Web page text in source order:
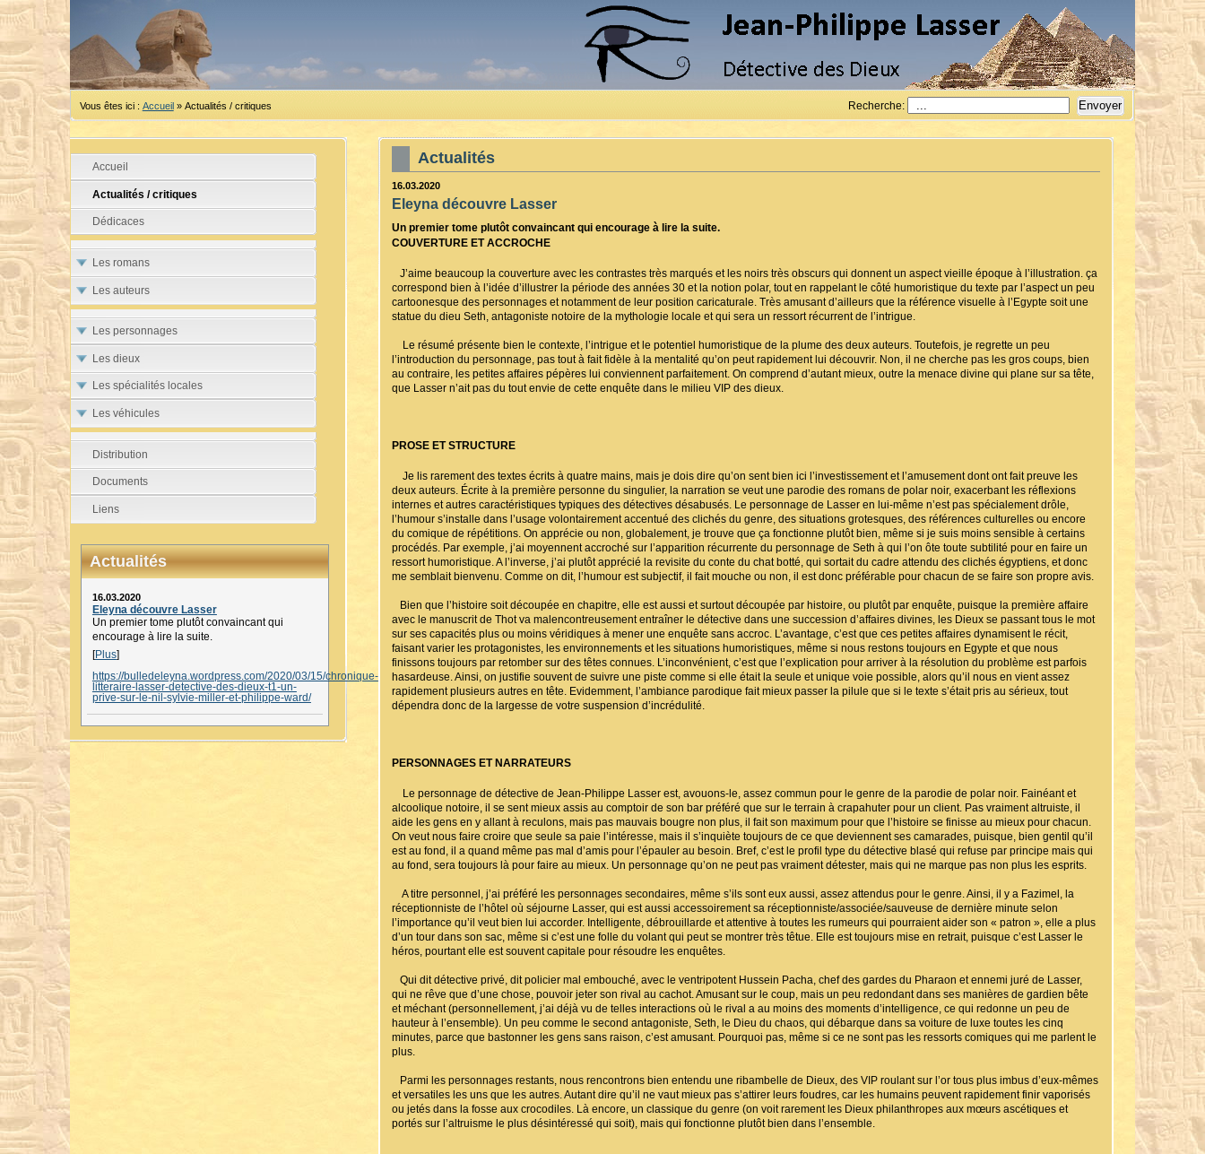
Recherche:
Vous êtes ici : Accueil » Actualités / critiques
Accueil
Actualités / critiques
Dédicaces
Les romans
Les auteurs
Les personnages
Les dieux
Les spécialités locales
Les véhicules
Distribution
Documents
Liens
Actualités
16.03.2020
Eleyna découvre Lasser
Un premier tome plutôt convaincant qui
encourage à lire la suite.
[Plus]
https://bulledeleyna.wordpress.com/2020/03/15/chronique-
litteraire-lasser-detective-des-dieux-t1-un-
prive-sur-le-nil-sylvie-miller-et-philippe-ward/
Actualités
16.03.2020
Eleyna découvre Lasser
Un premier tome plutôt convaincant qui encourage à lire la suite.
COUVERTURE ET ACCROCHE
J’aime beaucoup la couverture avec les contrastes très marqués et les noirs très obscurs qui donnent un aspect vieille époque à l’illustration. ça
correspond bien à l’idée d’illustrer la période des années 30 et la notion polar, tout en rappelant le côté humoristique du texte par l’aspect un peu
cartoonesque des personnages et notamment de leur position caricaturale. Très amusant d’ailleurs que la référence visuelle à l’Egypte soit une
statue du dieu Seth, antagoniste notoire de la mythologie locale et qui sera un ressort récurrent de l’intrigue.
Le résumé présente bien le contexte, l’intrigue et le potentiel humoristique de la plume des deux auteurs. Toutefois, je regrette un peu
l’introduction du personnage, pas tout à fait fidèle à la mentalité qu’on peut rapidement lui découvrir. Non, il ne cherche pas les gros coups, bien
au contraire, les petites affaires pépères lui conviennent parfaitement. On comprend d’autant mieux, outre la menace divine qui plane sur sa tête,
que Lasser n’ait pas du tout envie de cette enquête dans le milieu VIP des dieux.
PROSE ET STRUCTURE
Je lis rarement des textes écrits à quatre mains, mais je dois dire qu’on sent bien ici l’investissement et l’amusement dont ont fait preuve les
deux auteurs. Écrite à la première personne du singulier, la narration se veut une parodie des romans de polar noir, exacerbant les réflexions
internes et autres caractéristiques typiques des détectives désabusés. Le personnage de Lasser en lui-même n’est pas spécialement drôle,
l’humour s’installe dans l’usage volontairement accentué des clichés du genre, des situations grotesques, des références culturelles ou encore
du comique de répétitions. On apprécie ou non, globalement, je trouve que ça fonctionne plutôt bien, même si je suis moins sensible à certains
procédés. Par exemple, j’ai moyennent accroché sur l’apparition récurrente du personnage de Seth à qui l’on ôte toute subtilité pour en faire un
ressort humoristique. A l’inverse, j’ai plutôt apprécié la revisite du conte du chat botté, qui sortait du cadre attendu des clichés égyptiens, et donc
me semblait bienvenu. Comme on dit, l’humour est subjectif, il fait mouche ou non, il est donc préférable pour chacun de se faire son propre avis.
Bien que l’histoire soit découpée en chapitre, elle est aussi et surtout découpée par histoire, ou plutôt par enquête, puisque la première affaire
avec le manuscrit de Thot va malencontreusement entraîner le détective dans une succession d’affaires divines, les Dieux se passant tous le mot
sur ses capacités plus ou moins véridiques à mener une enquête sans accroc. L’avantage, c’est que ces petites affaires dynamisent le récit,
faisant varier les protagonistes, les environnements et les situations humoristiques, même si nous restons toujours en Egypte et que nous
finissons toujours par retomber sur des têtes connues. L’inconvénient, c’est que l’explication pour arriver à la résolution du problème est parfois
hasardeuse. Ainsi, on justifie souvent de suivre une piste comme si elle était la seule et unique voie possible, alors qu’il nous en vient assez
rapidement plusieurs autres en tête. Evidemment, l’ambiance parodique fait mieux passer la pilule que si le texte s’était pris au sérieux, tout
dépendra donc de la largesse de votre suspension d’incrédulité.
PERSONNAGES ET NARRATEURS
Le personnage de détective de Jean-Philippe Lasser est, avouons-le, assez commun pour le genre de la parodie de polar noir. Fainéant et
alcoolique notoire, il se sent mieux assis au comptoir de son bar préféré que sur le terrain à crapahuter pour un client. Pas vraiment altruiste, il
aide les gens en y allant à reculons, mais pas mauvais bougre non plus, il fait son maximum pour que l’histoire se finisse au mieux pour chacun.
On veut nous faire croire que seule sa paie l’intéresse, mais il s’inquiète toujours de ce que deviennent ses camarades, puisque, bien gentil qu’il
est au fond, il a quand même pas mal d’amis pour l’épauler au besoin. Bref, c’est le profil type du détective blasé qui refuse par principe mais qui
au fond, sera toujours là pour faire au mieux. Un personnage qu’on ne peut pas vraiment détester, mais qui ne marque pas non plus les esprits.
A titre personnel, j’ai préféré les personnages secondaires, même s’ils sont eux aussi, assez attendus pour le genre. Ainsi, il y a Fazimel, la
réceptionniste de l’hôtel où séjourne Lasser, qui est aussi accessoirement sa réceptionniste/associée/sauveuse de dernière minute selon
l’importance qu’il veut bien lui accorder. Intelligente, débrouillarde et attentive à toutes les rumeurs qui pourraient aider son « patron », elle a plus
d’un tour dans son sac, même si c’est une folle du volant qui peut se montrer très têtue. Elle est toujours mise en retrait, puisque c’est Lasser le
héros, pourtant elle est souvent capitale pour résoudre les enquêtes.
Qui dit détective privé, dit policier mal embouché, avec le ventripotent Hussein Pacha, chef des gardes du Pharaon et ennemi juré de Lasser,
qui ne rêve que d’une chose, pouvoir jeter son rival au cachot. Amusant sur le coup, mais un peu redondant dans ses manières de gardien bête
et méchant (personnellement, j’ai déjà vu de telles interactions où le rival a au moins des moments d’intelligence, ce qui redonne un peu de
hauteur à l’ensemble). Un peu comme le second antagoniste, Seth, le Dieu du chaos, qui débarque dans sa voiture de luxe toutes les cinq
minutes, parce que bastonner les gens sans raison, c’est amusant. Pourquoi pas, même si ce ne sont pas les ressorts comiques qui me parlent le
plus.
Parmi les personnages restants, nous rencontrons bien entendu une ribambelle de Dieux, des VIP roulant sur l’or tous plus imbus d’eux-mêmes
et versatiles les uns que les autres. Autant dire qu’il ne vaut mieux pas s’attirer leurs foudres, car les humains peuvent rapidement finir vaporisés
ou jetés dans la fosse aux crocodiles. Là encore, un classique du genre (on voit rarement les Dieux philanthropes aux mœurs ascétiques et
portés sur l’altruisme le plus désintéressé qui soit), mais qui fonctionne plutôt bien dans l’ensemble.